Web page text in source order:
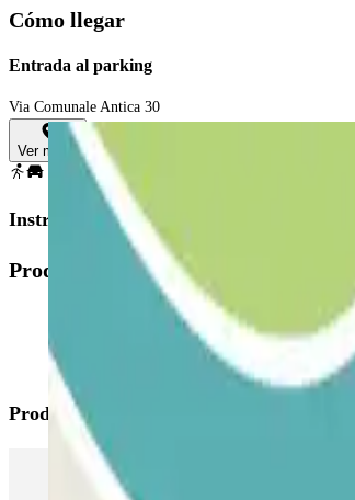
Cómo llegar
Entrada al parking
Via Comunale Antica 30
Ver mapa
Instrucciones
Productos disponibles
Productos de Parclick